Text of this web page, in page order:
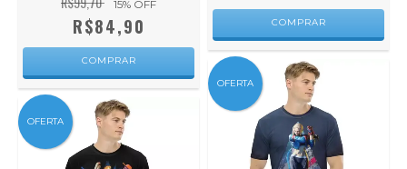
15% OFF
R$84,90
COMPRAR
COMPRAR
OFERTA
OFERTA